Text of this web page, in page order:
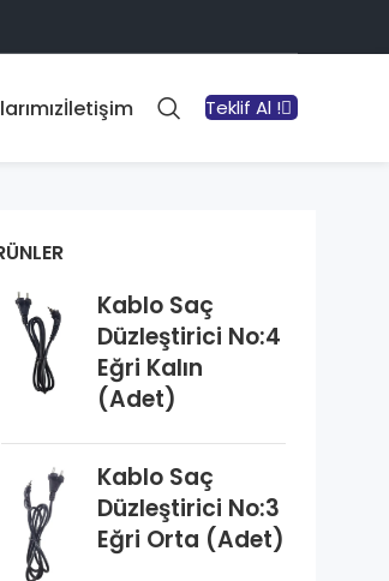
İletişim Teklif Al !
Kablo Saç
Düzleştirici No:4
Eğri Kalın
(Adet)
Kablo Saç
Düzleştirici No:3
Eğri Orta (Adet)